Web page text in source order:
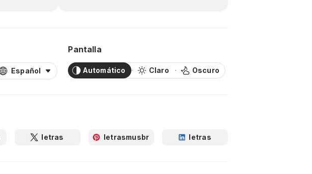
Español
Pantalla
Automático Claro Oscuro
letras letrasmusbr letras